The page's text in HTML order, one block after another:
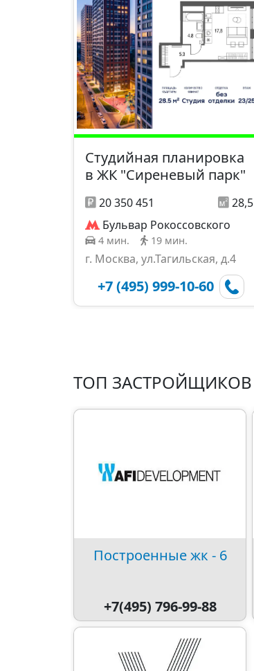
Студийная планировка
в ЖК "Сиреневый парк"
20 350 451
28,5
Бульвар Рокоссовского
4 мин. 19 мин.
г. Москва, ул.Тагильская, д.4
+7 (495) 999-10-60
ТОП ЗАСТРОЙЩИКОВ
Построенные жк - 6
+7(495) 796-99-88